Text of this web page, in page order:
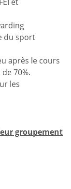
du sport
après le cours
70%.
les
groupement